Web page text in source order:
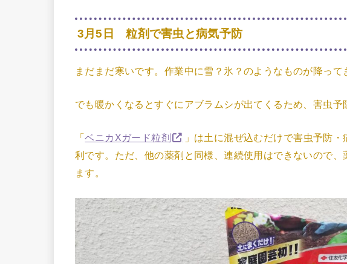
3月5日 粒剤で害虫と病気予防
まだまだ寒いです。作業中に雪？氷？のようなものが降って
でも暖かくなるとすぐにアブラムシが出てくるため、害虫予
「ベニカXガード粒剤
」は土に混ぜ込むだけで害虫予防
利です。ただ、他の薬剤と同様、連続使用はできないので
ます。